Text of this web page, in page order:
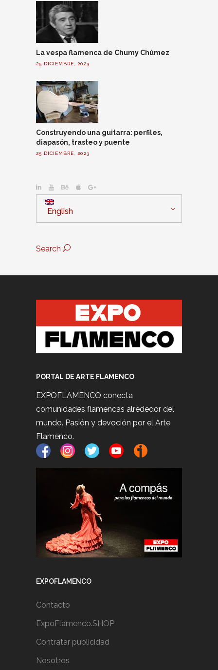
La vespa flamenca de Chumy Chúmez
25 DICIEMBRE, 2023
Construyendo una guitarra: perfiles,
diapasón, trasteo y puente
25 DICIEMBRE, 2023
English
Search
PORTAL DE ARTE FLAMENCO
EXPOFLAMENCO conecta
comunidades flamencas alrededor del
mundo. Pasión y devoción por el Arte
Flamenco.
EXPOFLAMENCO
Contacto
ExpoFlamenco.SHOP
Contratar publicidad
Nosotros